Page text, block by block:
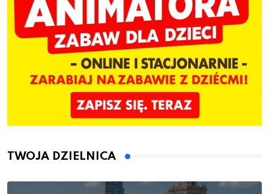
TWOJA DZIELNICA